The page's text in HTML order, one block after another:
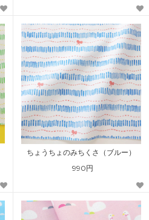
ちょうちょのみちくさ（ブルー）
990円